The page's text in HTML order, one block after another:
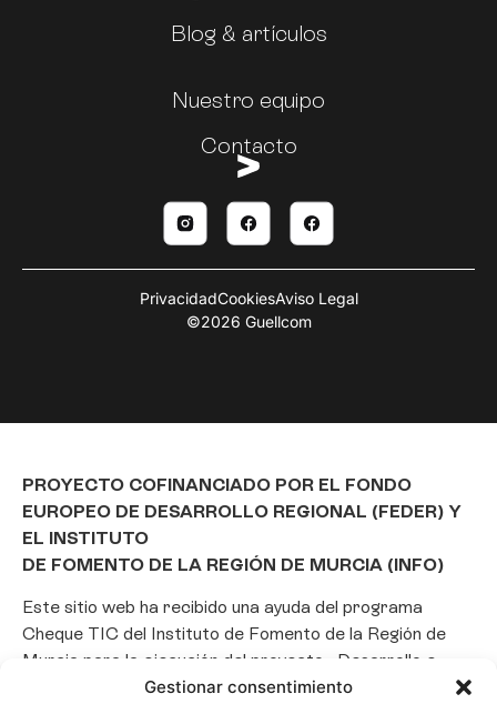
Gestionar consentimiento
Blog & artículos
Nuestro equipo
Contacto
©2026 Guellcom
PrivacidadCookiesAviso Legal
PROYECTO COFINANCIADO POR EL FONDO
EUROPEO DE DESARROLLO REGIONAL (FEDER) Y
EL INSTITUTO
DE FOMENTO DE LA REGIÓN DE MURCIA (INFO)
Este sitio web ha recibido una ayuda del programa
Cheque TIC del Instituto de Fomento de la Región de
Murcia para la ejecución del proyecto «Desarrollo e
implantación de un Chatbot de Inteligencia Artificial